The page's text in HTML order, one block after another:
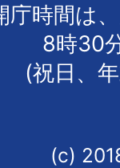
庁時間は
8時30
(祝日、
(c)